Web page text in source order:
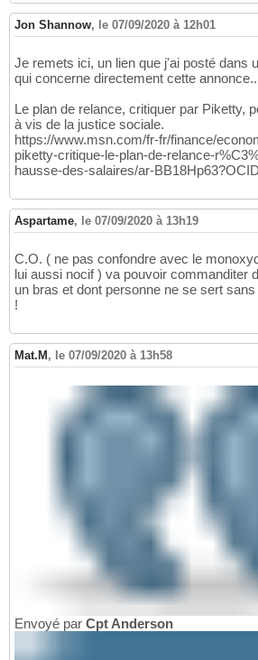
Jon Shannow, le 07/09/2020 à 12h01
Je remets ici, un lien que j'ai posté dans
qui concerne directement cette
Le plan de relance, critiquer par Piketty,
à vis de la justice sociale.
https://www.msn.com/fr-fr/finance/
piketty-critique-le-plan-de-relance-
hausse-des-salaires/ar-
Aspartame, le 07/09/2020 à 13h19
C.O. ( ne pas confondre avec le
lui aussi nocif ) va pouvoir commanditer
un bras et dont personne ne se sert
!
Mat.M , le 07/09/2020 à 13h58
Envoyé par Cpt Anderson